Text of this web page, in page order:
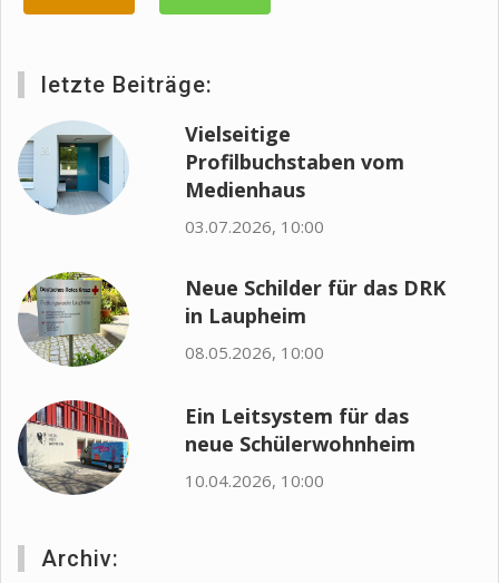
letzte Beiträge:
Vielseitige
Profilbuchstaben vom
Medienhaus
03.07.2026, 10:00
Neue Schilder für das DRK
in Laupheim
08.05.2026, 10:00
Ein Leitsystem für das
neue Schülerwohnheim
10.04.2026, 10:00
Archiv: